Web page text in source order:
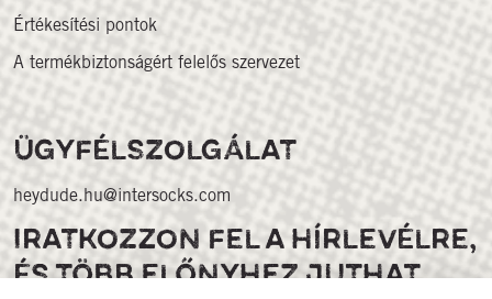
Értékesítési pontok
A termékbiztonságért felelős szervezet
ÜGYFÉLSZOLGÁLAT
heydude.hu@intersocks.com
IRATKOZZON FEL A HÍRLEVÉLRE,
ÉS TÖBB ELŐNYHEZ JUTHAT